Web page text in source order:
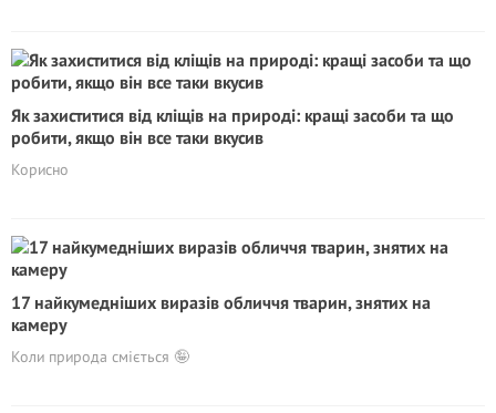
Як захиститися від кліщів на природі: кращі засоби та що
робити, якщо він все таки вкусив
Корисно
17 найкумедніших виразів обличчя тварин, знятих на
камеру
Коли природа сміється 🤪